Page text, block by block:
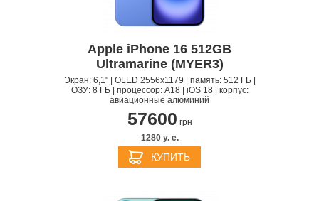
Apple iPhone 16 512GB
Ultramarine (MYER3)
Экран: 6,1" | OLED 2556x1179 | память: 512 ГБ |
ОЗУ: 8 ГБ | процессор: A18 | iOS 18 | корпус:
авиационные алюминий
57600 грн
1280 y. e.
КУПИТЬ